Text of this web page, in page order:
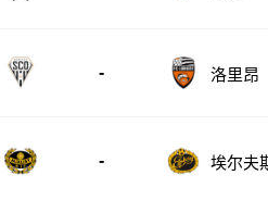
- 洛里昂
- 埃尔夫